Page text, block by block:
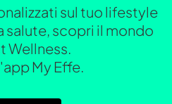
sul tuo lifestyle
salute, scopri il mondo
Wellness.
My Effe.